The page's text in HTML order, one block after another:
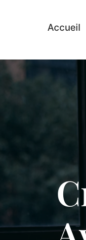
Accueil